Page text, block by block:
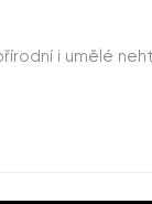
i umělé